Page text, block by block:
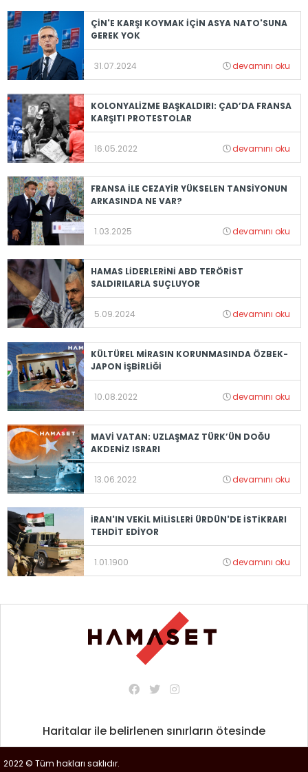
ÇİN'E KARŞI KOYMAK İÇİN ASYA NATO'SUNA
GEREK YOK
31.07.2024 devamını oku
KOLONYALİZME BAŞKALDIRI: ÇAD’DA FRANSA
KARŞITI PROTESTOLAR
16.05.2022 devamını oku
FRANSA İLE CEZAYİR YÜKSELEN TANSİYONUN
ARKASINDA NE VAR?
1.03.2025 devamını oku
HAMAS LİDERLERİNİ ABD TERÖRİST
SALDIRILARLA SUÇLUYOR
5.09.2024 devamını oku
KÜLTÜREL MİRASIN KORUNMASINDA ÖZBEK-
JAPON İŞBİRLİĞİ
10.08.2022 devamını oku
MAVİ VATAN: UZLAŞMAZ TÜRK’ÜN DOĞU
AKDENİZ ISRARI
13.06.2022 devamını oku
İRAN'IN VEKİL MİLİSLERİ ÜRDÜN'DE İSTİKRARI
TEHDİT EDİYOR
1.01.1900 devamını oku
Haritalar ile belirlenen sınırların ötesinde
2022 © Tüm hakları saklıdır.